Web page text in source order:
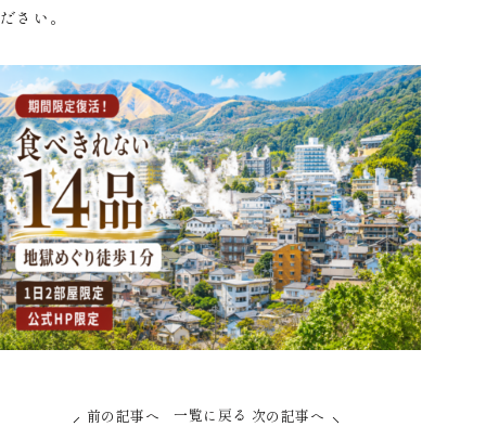
ださい。
前の記事へ 一覧に戻る 次の記事へ